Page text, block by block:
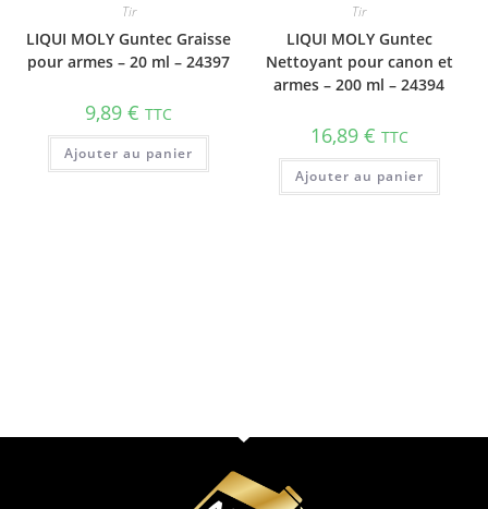
Tir
LIQUI MOLY Guntec Graisse
pour armes – 20 ml – 24397
9,89€ TTC
Ajouter au panier
Tir
LIQUI MOLY Guntec
Nettoyant pour canon et
armes – 200 ml – 24394
16,89 € TTC
Ajouter au panier